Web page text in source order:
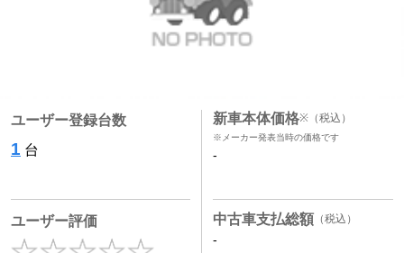
ユーザー登録台数
1 台
ユーザー評価
新車本体価格※ （税込）
※メーカー発表当時の価格です
-
中古車支払総額 （税込）
-